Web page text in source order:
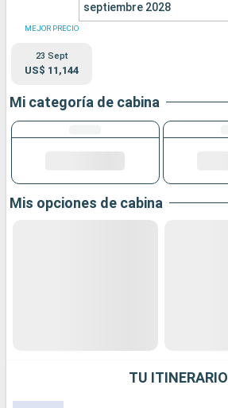
septiembre 2028
MEJOR PRECIO
23 Sept
US$ 11,144
Mi categoría de cabina
Mis opciones de cabina
TU ITINERARIO
Puertos